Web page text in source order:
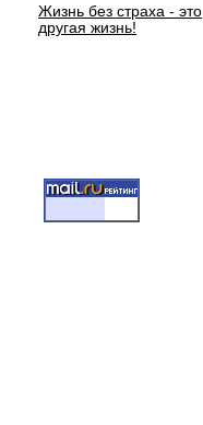
Жизнь без страха - это
другая жизнь!